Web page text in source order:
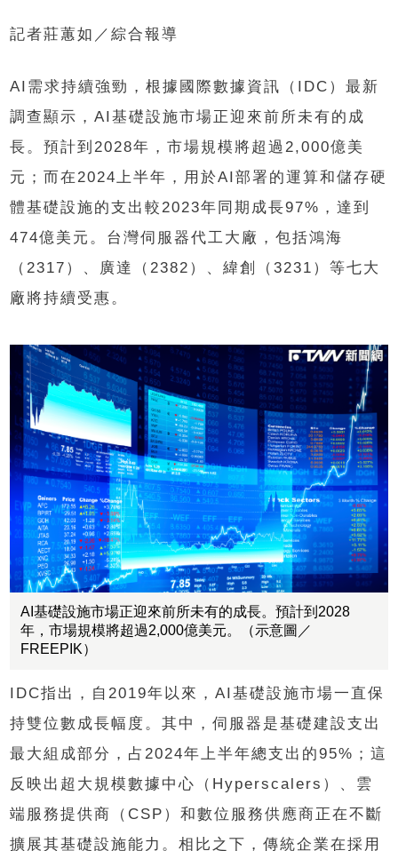
記者莊蕙如／綜合報導
AI需求持續強勁，根據國際數據資訊（IDC）最新
調查顯示，AI基礎設施市場正迎來前所未有的成
長。預計到2028年，市場規模將超過2,000億美
元；而在2024上半年，用於AI部署的運算和儲存硬
體基礎設施的支出較2023年同期成長97%，達到
474億美元。台灣伺服器代工大廠，包括鴻海
（2317）、廣達（2382）、緯創（3231）等七大
廠將持續受惠。
AI基礎設施市場正迎來前所未有的成長。預計到2028
年，市場規模將超過2,000億美元。（示意圖／
FREEPIK）
IDC指出，自2019年以來，AI基礎設施市場一直保
持雙位數成長幅度。其中，伺服器是基礎建設支出
最大組成部分，占2024年上半年總支出的95%；這
反映出超大規模數據中心（Hyperscalers）、雲
端服務提供商（CSP）和數位服務供應商正在不斷
擴展其基礎設施能力。相比之下，傳統企業在採用